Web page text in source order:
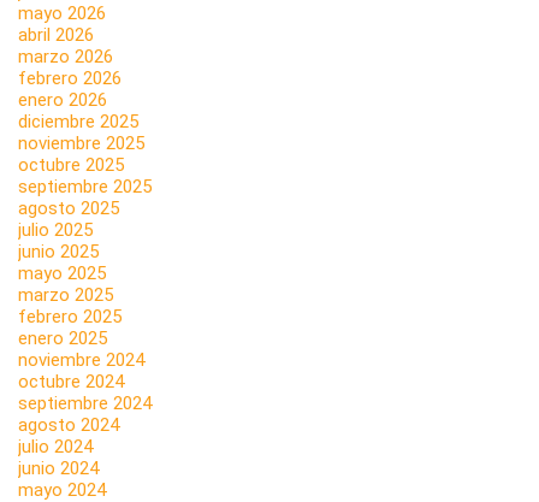
mayo 2026
abril 2026
marzo 2026
febrero 2026
enero 2026
diciembre 2025
noviembre 2025
octubre 2025
septiembre 2025
agosto 2025
julio 2025
junio 2025
mayo 2025
marzo 2025
febrero 2025
enero 2025
noviembre 2024
octubre 2024
septiembre 2024
agosto 2024
julio 2024
junio 2024
mayo 2024